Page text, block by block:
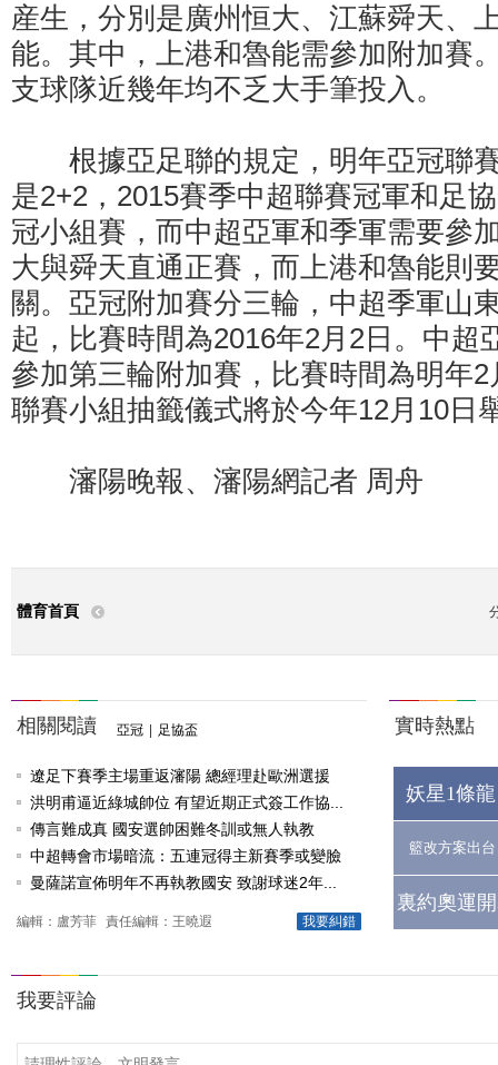
産生，分別是廣州恒大、江蘇舜天、
能。其中，上港和魯能需參加附加賽
支球隊近幾年均不乏大手筆投入。
根據亞足聯的規定，明年亞冠聯
是2+2，2015賽季中超聯賽冠軍和足
冠小組賽，而中超亞軍和季軍需要參
大與舜天直通正賽，而上港和魯能則
關。亞冠附加賽分三輪，中超季軍山
起，比賽時間為2016年2月2日。中超
參加第三輪附加賽，比賽時間為明年
聯賽小組抽籤儀式將於今年12月10日
瀋陽晚報、瀋陽網記者 周舟
體育首頁
相關閱讀 亞冠 足協盃
遼足下賽季主場重返瀋陽 總經理赴歐洲選援
洪明甫逼近綠城帥位 有望近期正式簽工作協...
傳言難成真 國安選帥困難冬訓或無人執教
中超轉會市場暗流：五連冠得主新賽季或變臉
曼薩諾宣佈明年不再執教國安 致謝球迷2年...
我要糾錯
編輯：盧芳菲 責任編輯：王曉遐
實時熱點
妖星1條
籃改方案出台
裏約奧運